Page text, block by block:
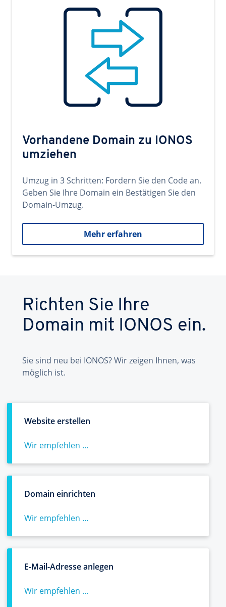
Vorhandene Domain zu IONOS
umziehen
Umzug in 3 Schritten: Fordern Sie den Code an.
Geben Sie Ihre Domain ein Bestätigen Sie den
Domain-Umzug.
Mehr erfahren
Richten Sie Ihre
Domain mit IONOS ein.
Sie sind neu bei IONOS? Wir zeigen Ihnen, was
möglich ist.
Website erstellen
Wir empfehlen ...
Domain einrichten
Wir empfehlen ...
E-Mail-Adresse anlegen
Wir empfehlen ...